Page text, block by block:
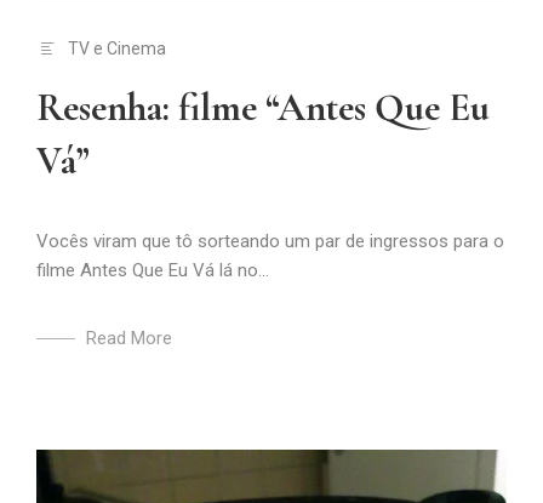
TV e Cinema
Resenha: filme “Antes Que Eu
Vá”
Vocês viram que tô sorteando um par de ingressos para o
filme Antes Que Eu Vá lá no...
Read More